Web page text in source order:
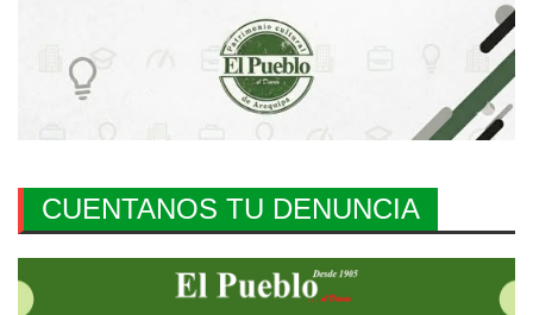
CUENTANOS TU DENUNCIA